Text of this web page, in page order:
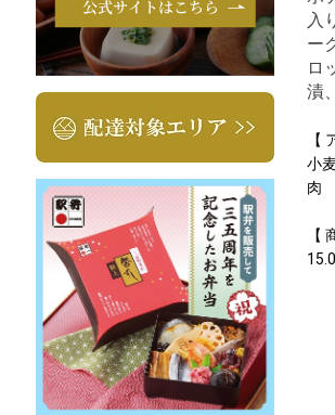
入
ー
ロ
漬
【
小
肉
【